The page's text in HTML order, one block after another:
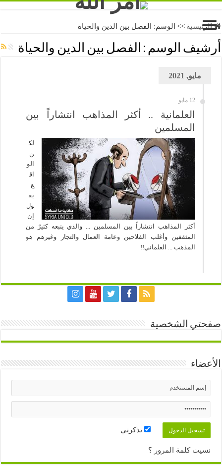
الرئيسية >> الوسم: الفصل بين الدين والحياة
أرشيف الوسم : الفصل بين الدين والحياة
مايو, 2021
12 مايو
العلمانية .. أكثر المذاهب انتشاراً بين
المسلمين
لك
ن
الو
اق
ع
يق
ول
إن
أكثر المذاهب انتشاراً بين المسلمين ... والذي يتبعه كثيرٌ من
المثقفين وأغلب الفلاحين وعامة العمال والتجار وغيرهم هو
المذهب ... العلماني!!
صفحتي الشخصية
الأعضاء
تذكرني
نسيت كلمة المرور ؟